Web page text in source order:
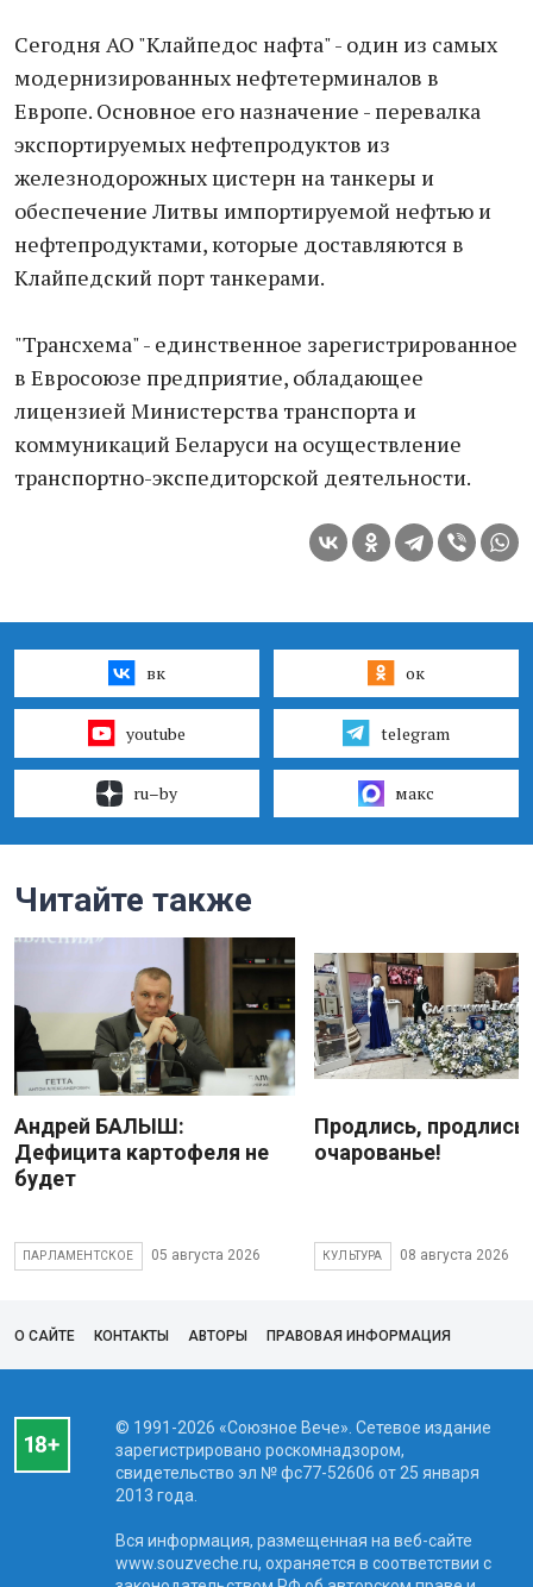
Сегодня АО "Клайпедос нафта" - один из самых
модернизированных нефтетерминалов в
Европе. Основное его назначение - перевалка
экспортируемых нефтепродуктов из
железнодорожных цистерн на танкеры и
обеспечение Литвы импортируемой нефтью и
нефтепродуктами, которые доставляются в
Клайпедский порт танкерами.
"Трансхема" - единственное зарегистрированное
в Евросоюзе предприятие, обладающее
лицензией Министерства транспорта и
коммуникаций Беларуси на осуществление
транспортно-экспедиторской деятельности.
вк ок
youtube telegram
ru–by макс
Читайте также
Андрей БАЛЫШ:
Дефицита картофеля не
будет
ПАРЛАМЕНТСКОЕ 05 августа 2026
Продлись, продлись
очарованье!
КУЛЬТУРА 08 августа 2026
О САЙТЕ КОНТАКТЫ АВТОРЫ ПРАВОВАЯ ИНФОРМАЦИЯ
© 1991-2026 «Союзное Вече». Сетевое издание
зарегистрировано роскомнадзором,
свидетельство эл № фc77-52606 от 25 января
2013 года.
Вся информация, размещенная на веб-сайте
www.souzveche.ru, охраняется в соответствии с